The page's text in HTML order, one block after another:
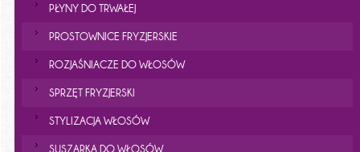
PŁYNY DO TRWAŁEJ
PROSTOWNICE FRYZJERSKIE
ROZJAŚNIACZE DO WŁOSÓW
SPRZĘT FRYZJERSKI
STYLIZACJA WŁOSÓW
SUSZARKA DO WŁOSÓW